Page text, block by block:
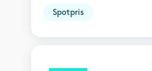
Spotpris